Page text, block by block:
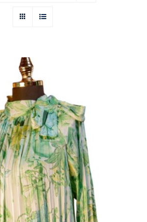
Çiçekli Piliseli Bağlama
Uzun Elbise